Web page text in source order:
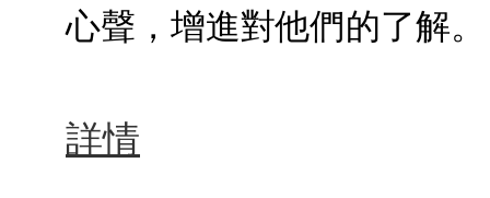
心聲，增進對他們的了解。
詳情